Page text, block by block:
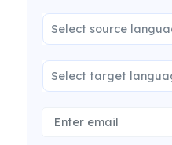
Select source
Select target